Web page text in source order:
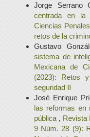
Jorge Serrano
centrada en la
Ciencias
retos de la
Gustavo
sistema de
Mexicana de
(2023): Retos
seguridad II
José Enrique
las reformas en
pública , Revista
9 Núm. 28 (9):